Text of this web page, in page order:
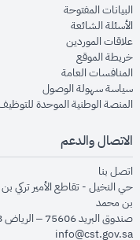
البيانات المفتوحةnew window
الأسئلة الشائعةin new window
علاقات الموردينnew window
خريطة الموقعin new window
المنافسات العامةnew window
سياسة سهولة الوصولwindow
المنصة الوطنية الموحدة
الاتصال والدعم
اتصل بنا
حي النخيل - تقاطع الأمير تركي
بن محمد
صندوق البريد 75606 – الرياض 11588
info@cst.gov.sa